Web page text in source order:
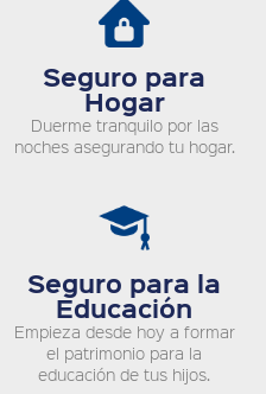
Seguro para
Hogar
Duerme tranquilo por las
noches asegurando tu hogar.
Seguro para la
Educación
Empieza desde hoy a formar
el patrimonio para la
educación de tus hijos.